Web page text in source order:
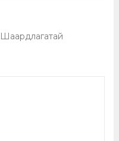
Шаардлагатай